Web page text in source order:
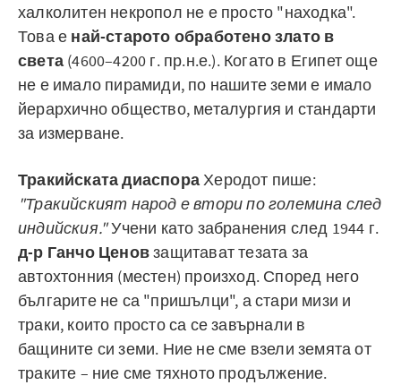
халколитен некропол не е просто "находка".
Това е най-старото обработено злато в
света (4600–4200 г. пр.н.е.). Когато в Египет още
не е имало пирамиди, по нашите земи е имало
йерархично общество, металургия и стандарти
за измерване.
Тракийската диаспораХеродот пише:
"Тракийският народ е втори по големина след
индийския."Учени като забранения след 1944 г.
д-р Ганчо Ценовзащитават тезата за
автохтонния (местен) произход. Според него
българите не са "пришълци", а стари мизи и
траки, които просто са се завърнали в
бащините си земи. Ние не сме взели земята от
траките – ние сме тяхното продължение.